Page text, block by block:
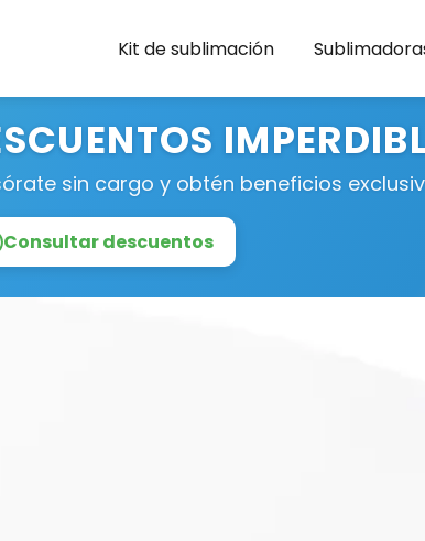
Kit de sublimación
sin cargo y obtén beneficios
Consultar descuentos